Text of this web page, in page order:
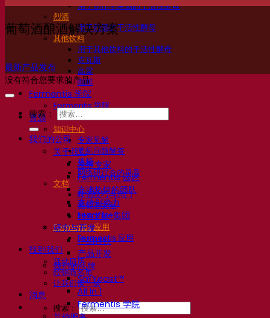
用于制作苹果酒的干活性酵母
烈酒
用于烈酒的干活性酵母
其他饮料
用于其他饮料的干活性酵母
克瓦斯
高粱
咖啡
Fermentis 学院
Fermentis 学院
资源
知识中心
专家见解
常见问题解答
视频
网络研讨会的录音
文档
啤酒技巧与窍门
葡萄酒文献
烈酒文献
Fermentis 应用
Fermentis 应用
找到我们
活动日历
经销商名单
让我们谈一谈
消息
搜索：
葡萄酒酿酒解决方案
最新产品发布
没有符合您要求的产品
搜索：
我们的公司
关于我们
发酵专家
Fermentis 园区
充满热情的团队
支持创造力
Lesaffre集团
研究与开发
产品特性
产品开发
我们的品牌
SafYeast™
All In 1
Fermentis 学院